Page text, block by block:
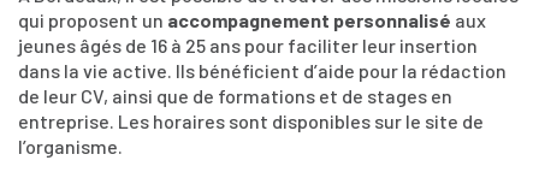
qui proposent un accompagnement personnalisé aux
jeunes âgés de 16 à 25 ans pour faciliter leur insertion
dans la vie active. Ils bénéficient d’aide pour la rédaction
de leur CV, ainsi que de formations et de stages en
entreprise. Les horaires sont disponibles sur le site de
l’organisme.